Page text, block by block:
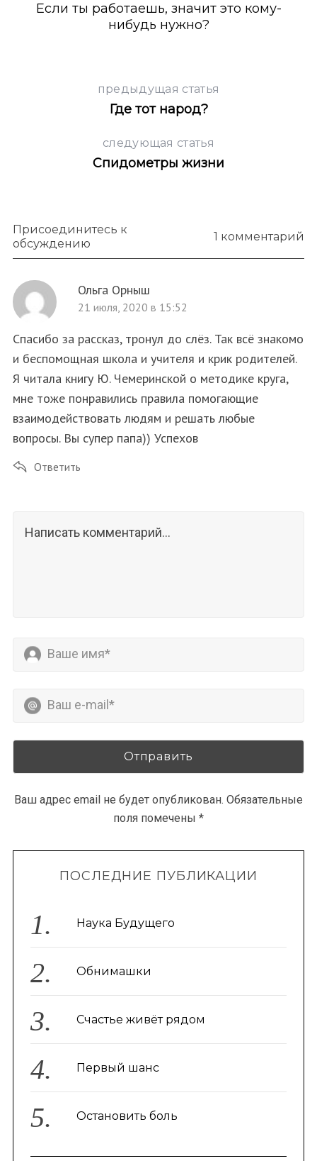
Если ты работаешь, значит это кому-
нибудь нужно?
предыдущая статья
Где тот народ?
следующая статья
Спидометры жизни
Присоединитесь к
обсуждению
1 комментарий
Ольга Орныш
21 июля, 2020 в 15:52
Спасибо за рассказ, тронул до слёз. Так всё знакомо
и беспомощная школа и учителя и крик родителей.
Я читала книгу Ю. Чемеринской о методике круга,
мне тоже понравились правила помогающие
взаимодействовать людям и решать любые
вопросы. Вы супер папа)) Успехов
Ответить
Ваш адрес email не будет опубликован. Обязательные
поля помечены *
ПОСЛЕДНИЕ ПУБЛИКАЦИИ
Наука Будущего
Обнимашки
Счастье живёт рядом
Первый шанс
Остановить боль